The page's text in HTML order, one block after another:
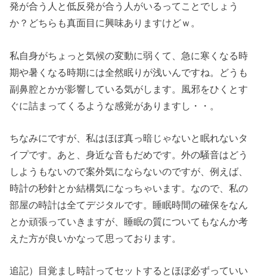
発が合う人と低反発が合う人がいるってことでしょう
か？どちらも真面目に興味ありますけどｗ。
私自身がちょっと気候の変動に弱くて、急に寒くなる時
期や暑くなる時期には全然眠りが浅いんですね。どうも
副鼻腔とかが影響している気がします。風邪をひくとす
ぐに詰まってくるような感覚がありますし・・。
ちなみにですが、私はほぼ真っ暗じゃないと眠れないタ
イプです。あと、身近な音もだめです。外の騒音はどう
しようもないので案外気にならないのですが、例えば、
時計の秒針とか結構気になっちゃいます。なので、私の
部屋の時計は全てデジタルです。睡眠時間の確保をなん
とか頑張っていきますが、睡眠の質についてもなんか考
えた方が良いかなって思っております。
追記）目覚まし時計ってセットするとほぼ必ずっていい